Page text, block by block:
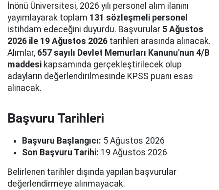
İnönü Üniversitesi, 2026 yılı personel alım ilanını
yayımlayarak toplam 131 sözleşmeli personel
istihdam edeceğini duyurdu. Başvurular 5 Ağustos
2026 ile 19 Ağustos 2026 tarihleri arasında alınacak.
Alımlar, 657 sayılı Devlet Memurları Kanunu'nun 4/B
maddesi kapsamında gerçekleştirilecek olup
adayların değerlendirilmesinde KPSS puanı esas
alınacak.
Başvuru Tarihleri
Başvuru Başlangıcı: 5 Ağustos 2026
Son Başvuru Tarihi: 19 Ağustos 2026
Belirlenen tarihler dışında yapılan başvurular
değerlendirmeye alınmayacak.